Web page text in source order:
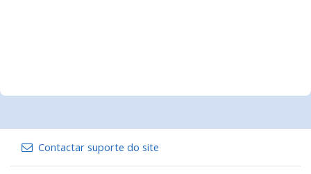
Contactar suporte do site